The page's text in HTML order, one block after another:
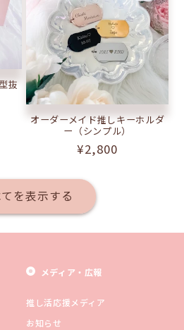
抜
オーダーメイド推しキーホルダ
ー（シンプル）
通
価
¥2,800
を表示する
メディア・広報
推し活応援メディア
お知らせ